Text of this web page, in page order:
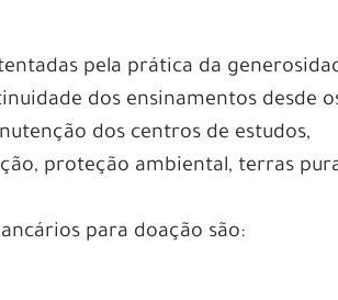
pela prática da
dos ensinamentos desde
dos centros de estudos,
proteção ambiental, terras
para doação são: